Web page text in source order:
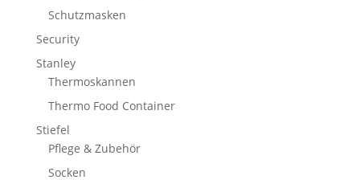
Schutzmasken
Security
Stanley
Thermoskannen
Thermo Food Container
Stiefel
Pflege & Zubehör
Socken